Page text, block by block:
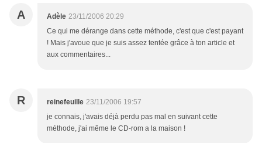
A Adèle 23/11/2006 20:29
Ce qui me dérange dans cette méthode, c'est que c'est payant
! Mais j'avoue que je suis assez tentée grâce à ton article et
aux commentaires...
R reinefeuille 23/11/2006 19:57
je connais, j'avais déjà perdu pas mal en suivant cette
méthode, j'ai même le CD-rom a la maison !